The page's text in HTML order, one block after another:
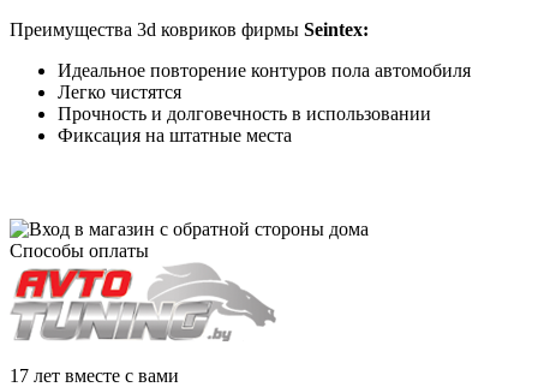
Преимущества 3d ковриков фирмы Seintex:
Идеальное повторение контуров пола автомобиля
Легко чистятся
Прочность и долговечность в использовании
Фиксация на штатные места
Способы оплаты
17 лет вместе с вами